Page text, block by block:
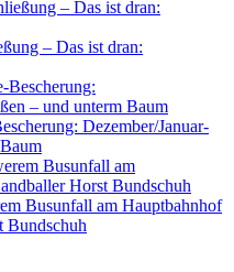
– Das ist dran:
Dezember/Januar-
Busunfall am Hauptbahnhof
Bundschuh